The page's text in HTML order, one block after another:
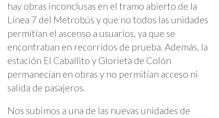
hay obras inconclusas en el tramo abierto de la
Línea 7 del Metrobús y que no todos las unidades
permitían el ascenso a usuarios, ya que se
encontraban en recorridos de prueba. Además, la
estación El Caballito y Glorieta de Colón
permanecían en obras y no permitían acceso ni
salida de pasajeros.
Nos subimos a una de las nuevas unidades de